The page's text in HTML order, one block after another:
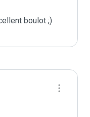
boulot ;)